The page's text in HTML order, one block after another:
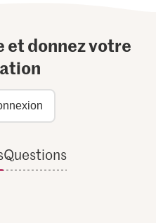
et donnez votre
Questions